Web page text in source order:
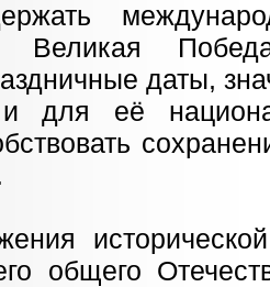
Великая
даты,
для её
общего